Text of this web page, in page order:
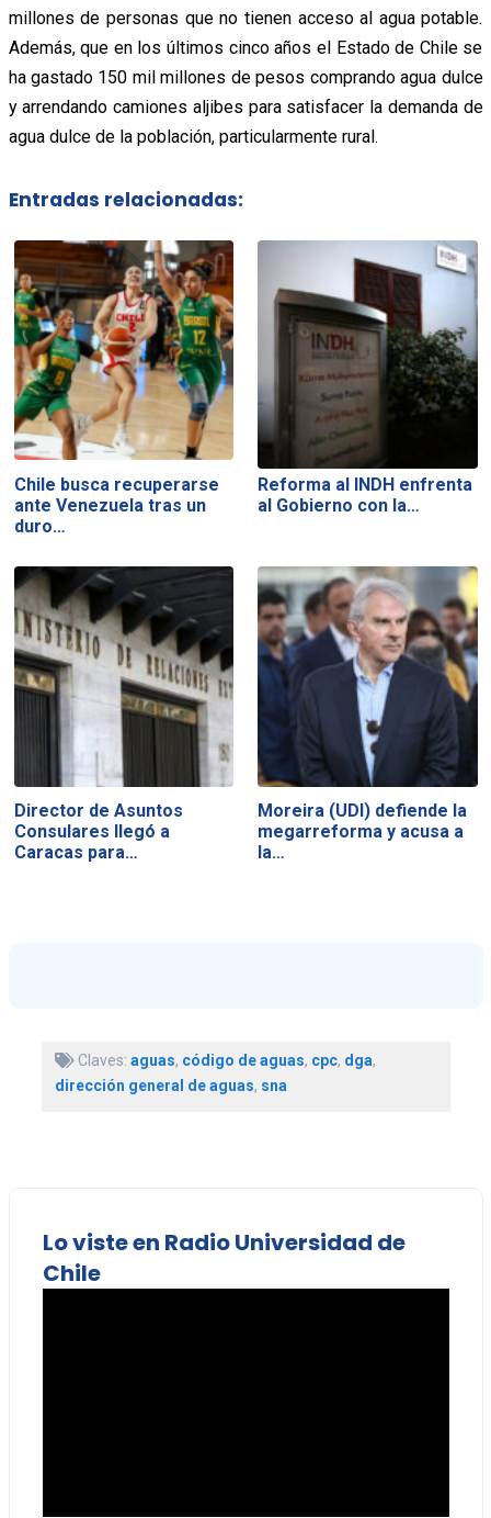
millones de personas que no tienen acceso al agua potable.
Además, que en los últimos cinco años el Estado de Chile se
ha gastado 150 mil millones de pesos comprando agua dulce
y arrendando camiones aljibes para satisfacer la demanda de
agua dulce de la población, particularmente rural.
Entradas relacionadas:
Chile busca recuperarse
ante Venezuela tras un
duro…
Reforma al INDH enfrenta
al Gobierno con la…
Director de Asuntos
Consulares llegó a
Caracas para…
Moreira (UDI) defiende la
megarreforma y acusa a
la…
Claves: aguas, código de aguas, cpc, dga,
dirección general de aguas, sna
Lo viste en Radio Universidad de
Chile